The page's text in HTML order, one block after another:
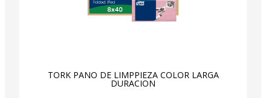
TORK PAÑO DE LIMPPIEZA COLOR LARGA
DURACION